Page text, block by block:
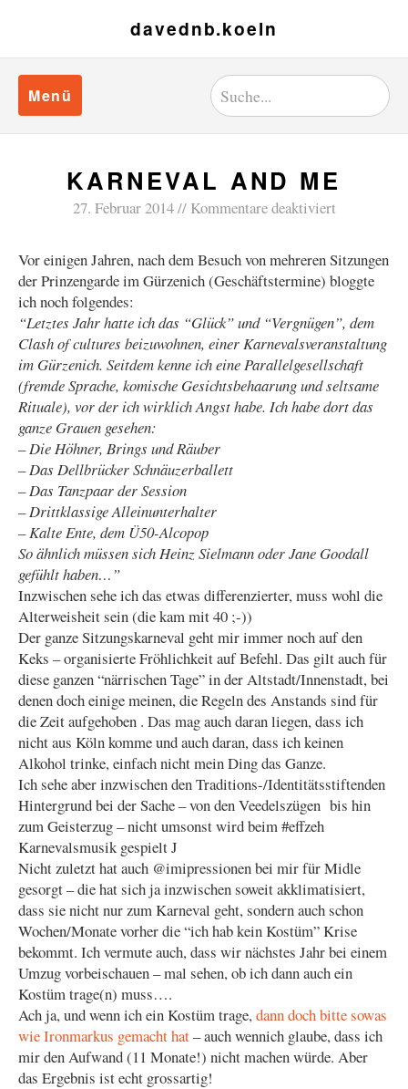
davednb.koeln
Menü
KARNEVAL AND ME
27. Februar 2014 Kommentare deaktiviert
Vor einigen Jahren, nach dem Besuch von mehreren Sitzungen
der Prinzengarde im Gürzenich (Geschäftstermine) bloggte
ich noch folgendes:
“Letztes Jahr hatte ich das “Glück” und “Vergnügen”, dem
Clash of cultures beizuwohnen, einer Karnevalsveranstaltung
im Gürzenich. Seitdem kenne ich eine Parallelgesellschaft
(fremde Sprache, komische Gesichtsbehaarung und seltsame
Rituale), vor der ich wirklich Angst habe. Ich habe dort das
ganze Grauen gesehen:
– Die Höhner, Brings und Räuber
– Das Dellbrücker Schnäuzerballett
– Das Tanzpaar der Session
– Drittklassige Alleinunterhalter
– Kalte Ente, dem Ü50-Alcopop
So ähnlich müssen sich Heinz Sielmann oder Jane Goodall
gefühlt haben…”
Inzwischen sehe ich das etwas differenzierter, muss wohl die
Alterweisheit sein (die kam mit 40 ;-))
Der ganze Sitzungskarneval geht mir immer noch auf den
Keks – organisierte Fröhlichkeit auf Befehl. Das gilt auch für
diese ganzen “närrischen Tage” in der Altstadt/Innenstadt, bei
denen doch einige meinen, die Regeln des Anstands sind für
die Zeit aufgehoben . Das mag auch daran liegen, dass ich
nicht aus Köln komme und auch daran, dass ich keinen
Alkohol trinke, einfach nicht mein Ding das Ganze.
Ich sehe aber inzwischen den Traditions-/Identitätsstiftenden
Hintergrund bei der Sache – von den Veedelszügen bis hin
zum Geisterzug – nicht umsonst wird beim #effzeh
Karnevalsmusik gespielt J
Nicht zuletzt hat auch @imipressionen bei mir für Midle
gesorgt – die hat sich ja inzwischen soweit akklimatisiert,
dass sie nicht nur zum Karneval geht, sondern auch schon
Wochen/Monate vorher die “ich hab kein Kostüm” Krise
bekommt. Ich vermute auch, dass wir nächstes Jahr bei einem
Umzug vorbeischauen – mal sehen, ob ich dann auch ein
Kostüm trage(n) muss….
Ach ja, und wenn ich ein Kostüm trage,dann doch bitte sowas
wie Ironmarkus gemacht hat– auch wennich glaube, dass ich
mir den Aufwand (11 Monate!) nicht machen würde. Aber
das Ergebnis ist echt grossartig!